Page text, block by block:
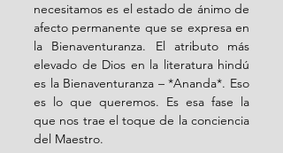
necesitamos es el estado de ánimo de
afecto permanente que se expresa en
la Bienaventuranza. El atributo más
elevado de Dios en la literatura hindú
es la Bienaventuranza – *Ananda*. Eso
es lo que queremos. Es esa fase la
que nos trae el toque de la conciencia
del Maestro.